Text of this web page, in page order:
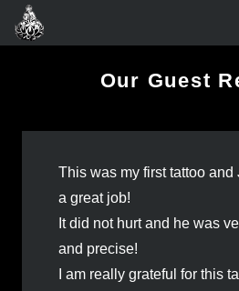
Our Guest
This was my first tattoo
a great job!
It did not hurt and he was
and precise!
I am really grateful for this